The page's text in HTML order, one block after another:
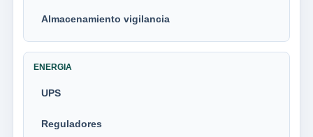
Almacenamiento vigilancia
ENERGIA
UPS
Reguladores